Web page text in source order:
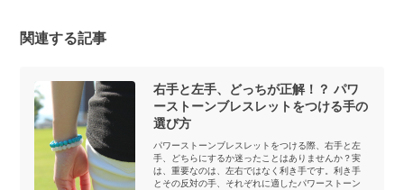
関連する記事
右手と左手、どっちが正解！？ パワ
ーストーンブレスレットをつける手の
選び方
パワーストーンブレスレットをつける際、右手と左
手、どちらにするか迷ったことはありませんか？実
は、重要なのは、左右ではなく利き手です。利き手
とその反対の手、それぞれに適したパワーストーン